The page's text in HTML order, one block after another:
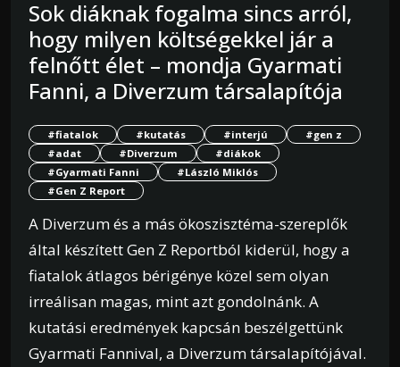
Sok diáknak fogalma sincs arról,
hogy milyen költségekkel jár a
felnőtt élet – mondja Gyarmati
Fanni, a Diverzum társalapítója
#fiatalok #kutatás #interjú
#gen z
#adat
#Diverzum
#diákok
#Gyarmati Fanni
#László Miklós
#Gen Z Report
A Diverzum és a más ökoszisztéma-szereplők
által készített Gen Z Reportból kiderül, hogy a
fiatalok átlagos bérigénye közel sem olyan
irreálisan magas, mint azt gondolnánk. A
kutatási eredmények kapcsán beszélgettünk
Gyarmati Fannival, a Diverzum társalapítójával.